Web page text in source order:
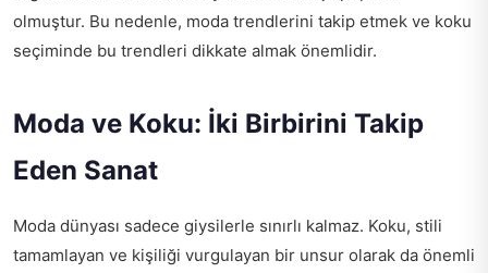
olmuştur. Bu nedenle, moda trendlerini takip etmek ve koku
seçiminde bu trendleri dikkate almak önemlidir.
Moda ve Koku: İki Birbirini Takip
Eden Sanat
Moda dünyası sadece giysilerle sınırlı kalmaz. Koku, stili
tamamlayan ve kişiliği vurgulayan bir unsur olarak da önemli